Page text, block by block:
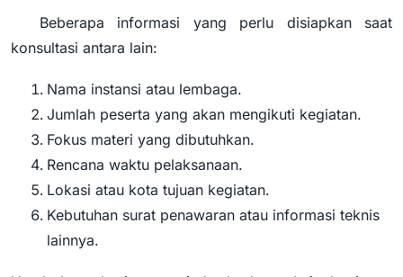
Beberapa informasi yang perlu disiapkan saat
konsultasi antara lain:
Nama instansi atau lembaga.
Jumlah peserta yang akan mengikuti kegiatan.
Fokus materi yang dibutuhkan.
Rencana waktu pelaksanaan.
Lokasi atau kota tujuan kegiatan.
Kebutuhan surat penawaran atau informasi teknis
lainnya.